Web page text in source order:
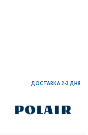
ДОСТАВКА 2-3 ДНЯ